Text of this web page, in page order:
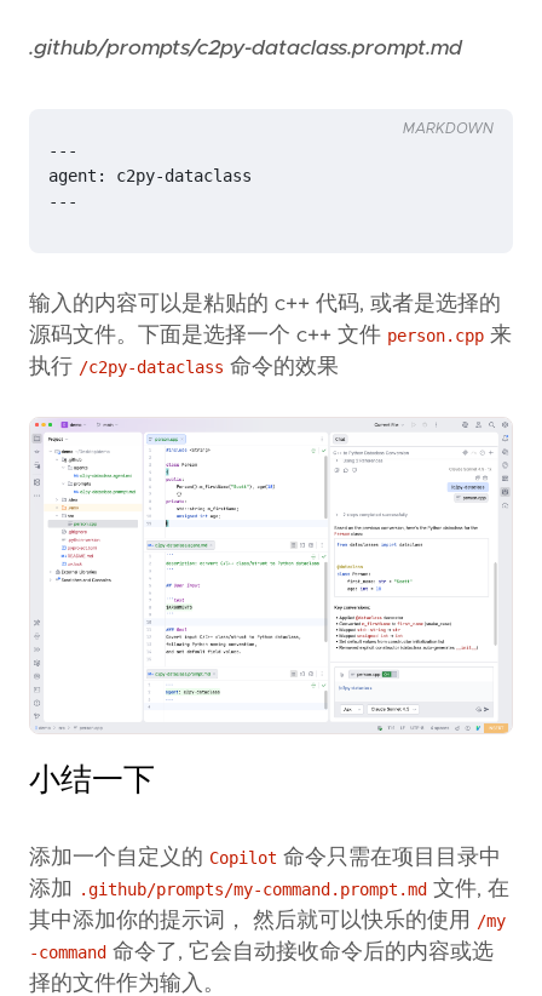
.github/prompts/c2py-dataclass.prompt.md
---
MARKDOWN
输入的内容可以是粘贴的 c++ 代码, 或者是选择的
源码文件。下面是选择一个 c++ 文件 person.cpp 来
执行 /c2py-dataclass 命令的效果
小结一下
添加一个自定义的 Copilot 命令只需在项目目录中
添加
.github/prompts/my-command.prompt.md 文件, 在
其中添加你的提示词， 然后就可以快乐的使用
/my
-command 命令了, 它会自动接收命令后的内容或选
择的文件作为输入。